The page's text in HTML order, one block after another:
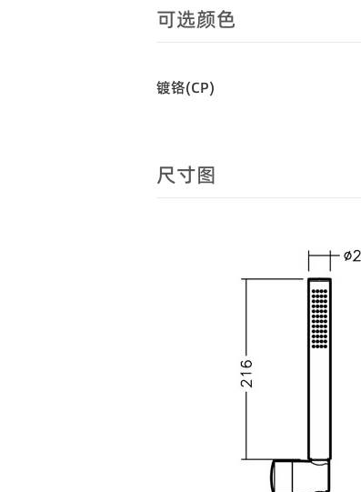
可选颜色
镀铬(CP)
尺寸图